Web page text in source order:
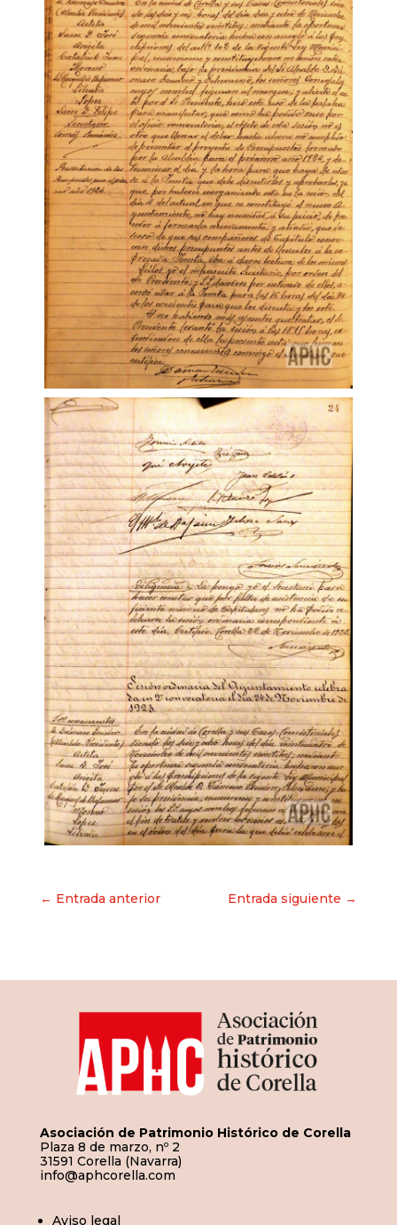
Navegación
← Entrada anterior Entrada siguiente →
Asociación de Patrimonio Histórico de Corella
Plaza 8 de marzo, nº 2
31591 Corella (Navarra)
info@aphcorella.com
Aviso legal